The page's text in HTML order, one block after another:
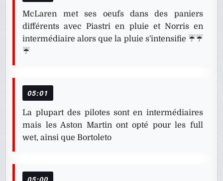
McLaren met ses oeufs dans des paniers
différents avec Piastri en pluie et Norris en
intermédiaire alors que la pluie s'intensifie ☔☔
☔
05:01
La plupart des pilotes sont en intermédiaires
mais les Aston Martin ont opté pour les full
wet, ainsi que Bortoleto